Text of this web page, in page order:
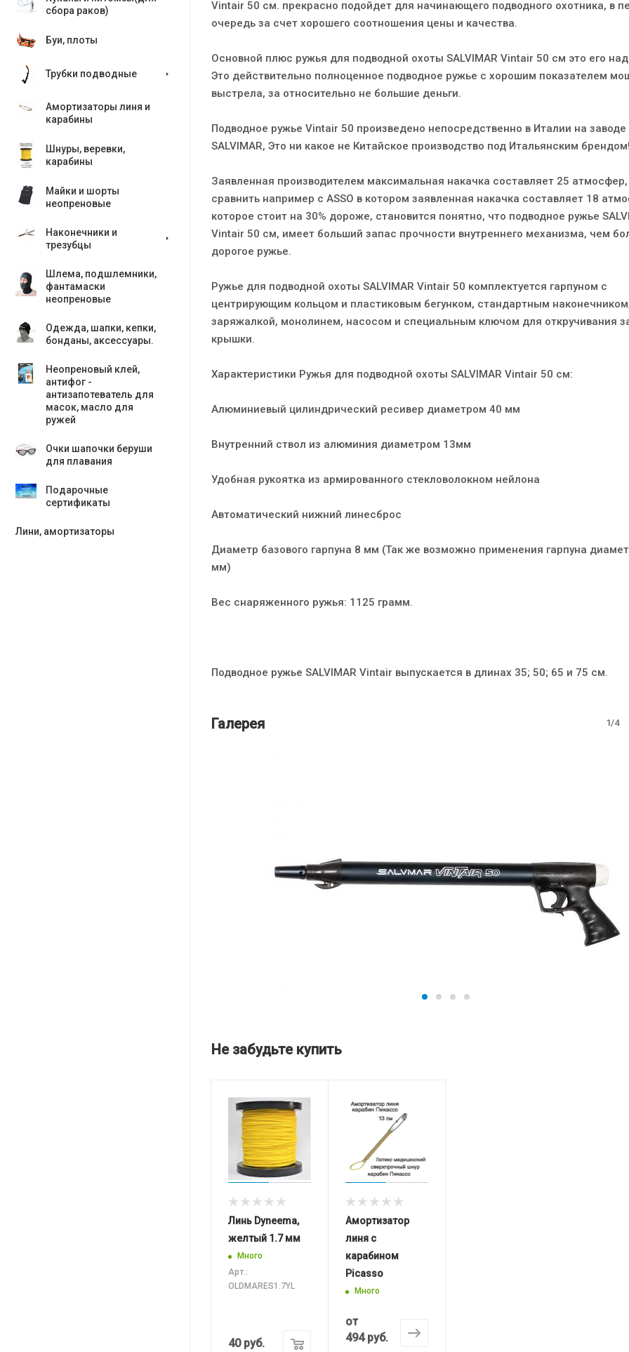
сбора раков)
Буи, плоты
Трубки подводные
Амортизаторы линя и
карабины
Шнуры, веревки,
карабины
Майки и шорты
неопреновые
Наконечники и
трезубцы
Шлема, подшлемники,
фантамаски
неопреновые
Одежда, шапки, кепки,
бонданы, аксесcуары.
Неопреновый клей,
антифог -
антизапотеватель для
масок, масло для
ружей
Очки шапочки беруши
для плавания
Подарочные
сертификаты
Лини, амортизаторы
Vintair 50 см. прекрасно подойдет для начинающего подводного охотника, в
очередь за счет хорошего соотношения цены и качества.
Основной плюс ружья для подводной охоты SALVIMAR Vintair 50 см это его
Это действительно полноценное подводное ружье с хорошим показателем
выстрела, за относительно не большие деньги.
Подводное ружье Vintair 50 произведено непосредственно в Италии на заводе
SALVIMAR, Это ни какое не Китайское производство под Итальянским брендом!
Заявленная производителем максимальная накачка составляет 25
сравнить например с ASSO в котором заявленная накачка составляет 18
которое стоит на 30% дороже, становится понятно, что подводное ружье
Vintair 50 см, имеет больший запас прочности внутреннего механизма, чем
дорогое ружье.
Ружье для подводной охоты SALVIMAR Vintair 50 комплектуется гарпуном с
центрирующим кольцом и пластиковым бегунком, стандартным
заряжалкой, монолинем, насосом и специальным ключом для откручивания
крышки.
Характеристики Ружья для подводной охоты SALVIMAR Vintair 50 см:
Алюминиевый цилиндрический ресивер диаметром 40 мм
Внутренний ствол из алюминия диаметром 13мм
Удобная рукоятка из армированного стекловолокном нейлона
Автоматический нижний линесброс
Диаметр базового гарпуна 8 мм (Так же возможно применения гарпуна
мм)
Вес снаряженного ружья: 1125 грамм.
Подводное ружье SALVIMAR Vintair выпускается в длинах 35; 50; 65 и 75 см.
Галерея 1/4
Не забудьте купить
Линь Dyneema,
желтый 1.7 мм
Много
Арт.:
OLDMARES1.7YL
40руб.
Амортизатор
линя с
карабином
Picasso
Много
от
494 руб.